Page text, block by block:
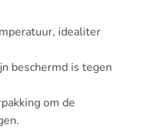
idealiter
beschermd is tegen
om de